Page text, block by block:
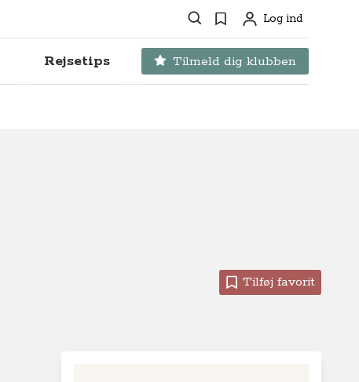
Søg Favoritter
ProfilLog ind
Rejsetips Tilmeld dig klubben
Tilføj favorit